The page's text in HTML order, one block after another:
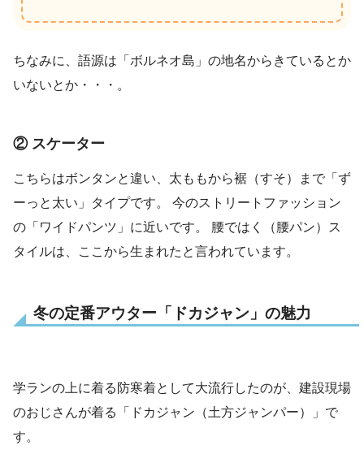
ちなみに、語源は「ボルネオ島」の地名からきているとか
いないとか・・・。
② スケーター
こちらはボンタンと違い、太ももから裾（すそ）まで「ず
ーっと太い」タイプです。 今のストリートファッション
の「ワイドパンツ」に近いです。 腰ではく（腰パン）ス
タイルは、ここから生まれたと言われています。
冬の定番アウター「ドカジャン」の魅力
学ランの上に着る防寒着として大流行したのが、建設現場
のおじさんが着る「ドカジャン（土方ジャンパー）」で
す。